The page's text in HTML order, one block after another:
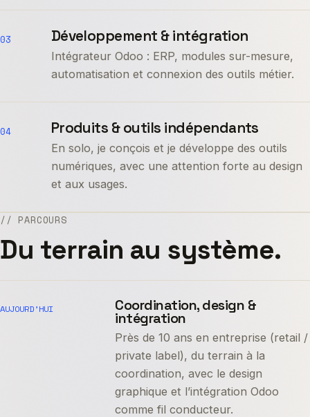
03 Développement & intégration
Intégrateur Odoo : ERP, modules sur-mesure,
automatisation et connexion des outils métier.
04 Produits & outils indépendants
En solo, je conçois et je développe des outils
numériques, avec une attention forte au design
et aux usages.
// PARCOURS
Du terrain au système.
AUJOURD’HUI Coordination, design &
intégration
Près de 10 ans en entreprise (retail /
private label), du terrain à la
coordination, avec le design
graphique et l’intégration Odoo
comme fil conducteur.